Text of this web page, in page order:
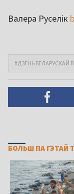
Валера Руселік
#ДЗЕНЬ БЕЛАРУСКАЙ
БОЛЬШ ПА ГЭТАЙ